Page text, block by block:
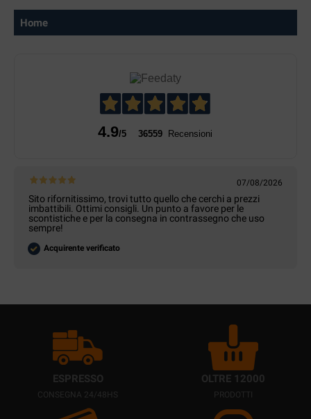
Home
4.9/5 36559 Recensioni
07/08/2026
Sito rifornitissimo, trovi tutto quello che cerchi a prezzi
imbattibili. Ottimi consigli. Un punto a favore per le
scontistiche e per la consegna in contrassegno che uso
sempre!
Acquirente verificato
ESPRESSO
CONSEGNA 24/48HS
OLTRE 12000
PRODOTTI